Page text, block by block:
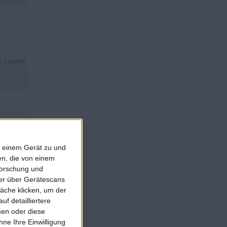
Gerät zu und
die von einem
und
über Gerätescans
klicken, um der
detailliertere
oder diese
Ihre Einwilligung
5 Jahren
5 Jahren